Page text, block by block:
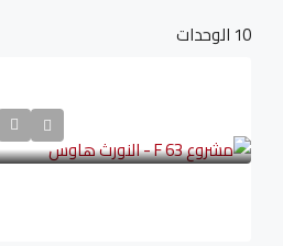
10 الوحدات